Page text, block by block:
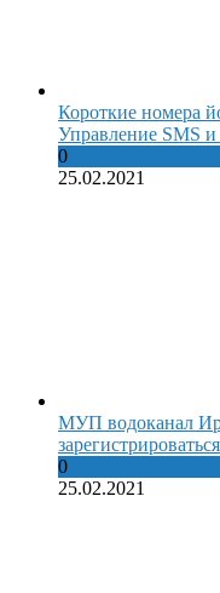
Короткие номера
Управление SMS
0
25.02.2021
МУП водоканал
0
25.02.2021